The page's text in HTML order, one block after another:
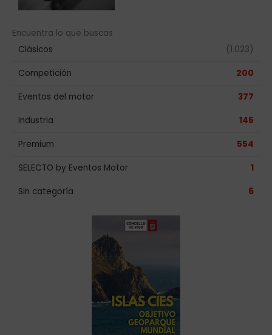
Encuentra lo que buscas
Clásicos
(1.023)
Competición 200
Eventos del motor 377
Industria 145
Premium 554
SELECTO by Eventos Motor 1
Sin categoría 6